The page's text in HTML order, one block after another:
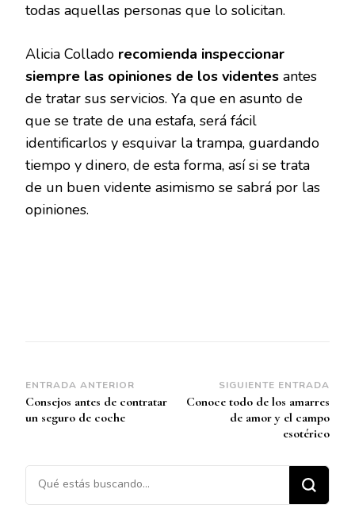
todas aquellas personas que lo solicitan.
Alicia Collado recomienda inspeccionar
siempre las opiniones de los videntes antes
de tratar sus servicios. Ya que en asunto de
que se trate de una estafa, será fácil
identificarlos y esquivar la trampa, guardando
tiempo y dinero, de esta forma, así si se trata
de un buen vidente asimismo se sabrá por las
opiniones.
Navegación
de
entradas
ENTRADA ANTERIOR
Consejos antes de contratar
un seguro de coche
SIGUIENTE ENTRADA
Conoce todo de los amarres
de amor y el campo
esotérico
¿Buscas algo?